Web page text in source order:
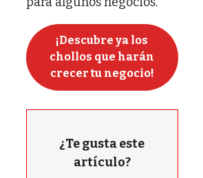
¡Descubre ya los
chollos que harán
crecer tu negocio!
¿Te gusta este
artículo?